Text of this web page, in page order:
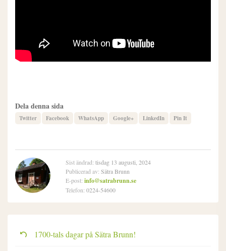
Dela denna sida
Twitter Facebook WhatsApp Google+ LinkedIn Pin It
Sist ändrad: tisdag 13 augusti, 2024
Publicerad av: Sätra Brunn
E-post: info@satrabrunn.se
Telefon: 0224-54600
1700-tals dagar på Sätra Brunn!